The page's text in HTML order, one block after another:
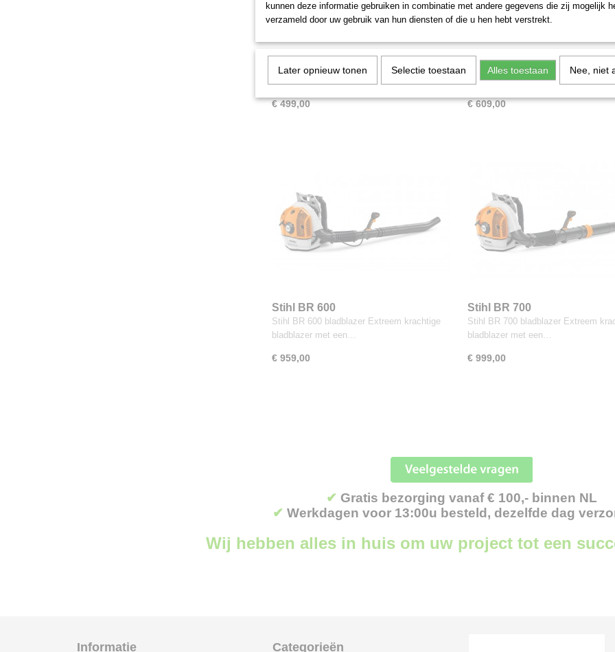
Stihl SH 86
Stihl SH 86 bladzuiger 27.2 CC sterke 2 takt
€ 499,00
Stihl BR 200
Stihl BR 200 bladblazer Compacte
lichte machine.…
€ 609,00
Stihl BR 600
Stihl BR 600 bladblazer Extreem krachtige
bladblazer met een…
€ 959,00
Stihl BR 700
Stihl BR 700 bladblazer Extreem
bladblazer met een…
€ 999,00
✔ Gratis bezorging vanaf € 100,- binnen NL
✔ Werkdagen voor 13:00u besteld, dezelfde dag
Wij hebben alles in huis om uw project tot een
Informatie Categorieën
kunnen deze informatie gebruiken in combinatie met andere gegevens die zij mogelijk
verzameld door uw gebruik van hun diensten of die u hen hebt verstrekt.
Later opnieuw tonen Selectie toestaan Alles toestaan Nee, niet